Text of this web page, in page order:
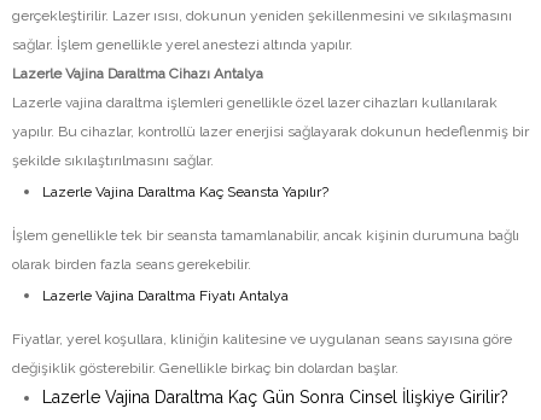
gerçekleştirilir. Lazer ısısı, dokunun yeniden şekillenmesini ve sıkılaşmasını
sağlar. İşlem genellikle yerel anestezi altında yapılır.
Lazerle Vajina Daraltma Cihazı Antalya
Lazerle vajina daraltma işlemleri genellikle özel lazer cihazları kullanılarak
yapılır. Bu cihazlar, kontrollü lazer enerjisi sağlayarak dokunun hedeflenmiş bir
şekilde sıkılaştırılmasını sağlar.
Lazerle Vajina Daraltma Kaç Seansta Yapılır?
İşlem genellikle tek bir seansta tamamlanabilir, ancak kişinin durumuna bağlı
olarak birden fazla seans gerekebilir.
Lazerle Vajina Daraltma Fiyatı Antalya
Fiyatlar, yerel koşullara, kliniğin kalitesine ve uygulanan seans sayısına göre
değişiklik gösterebilir. Genellikle birkaç bin dolardan başlar.
Lazerle Vajina Daraltma Kaç Gün Sonra Cinsel İlişkiye Girilir?